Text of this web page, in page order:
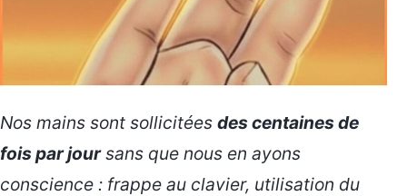
Nos mains sont sollicitées des centaines de
fois par joursans que nous en ayons
conscience : frappe au clavier, utilisation du